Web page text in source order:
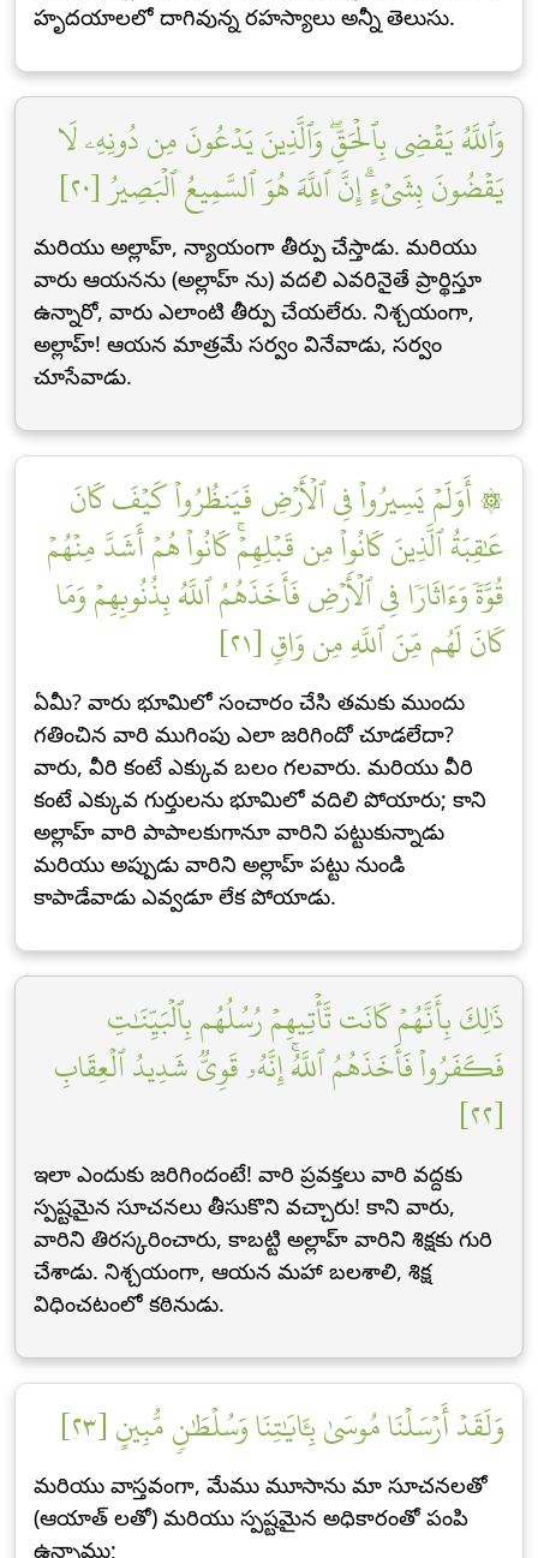
హృదయాలలో దాగివున్న రహస్యాలు అన్నీ తెలుసు.
وَٱللَّهُ يَقۡضِي بِٱلۡحَقِّۖ وَٱلَّذِينَ يَدۡعُونَ مِن دُونِهِۦ لَا
يَقۡضُونَ بِشَيۡءٍۗ إِنَّ ٱللَّهَ هُوَ ٱلسَّمِيعُ ٱلۡبَصِيرُ [٢٠]
మరియు అల్లాహ్, న్యాయంగా తీర్పు చేస్తాడు. మరియు
వారు ఆయనను (అల్లాహ్ ను) వదలి ఎవరినైతే ప్రార్థిస్తూ
ఉన్నారో, వారు ఎలాంటి తీర్పు చేయలేరు. నిశ్చయంగా,
అల్లాహ్! ఆయన మాత్రమే సర్వం వినేవాడు, సర్వం
చూసేవాడు.
۞ أَوَلَمۡ يَسِيرُواْ فِي ٱلۡأَرۡضِ فَيَنظُرُواْ كَيۡفَ كَانَ
عَٰقِبَةُ ٱلَّذِينَ كَانُواْ مِن قَبۡلِهِمۡۚ كَانُواْ هُمۡ أَشَدَّ مِنۡهُمۡ
قُوَّةٗ وَءَاثَارٗا فِي ٱلۡأَرۡضِ فَأَخَذَهُمُ ٱللَّهُ بِذُنُوبِهِمۡ وَمَا
كَانَ لَهُم مِّنَ ٱللَّهِ مِن وَاقٖ [٢١]
ఏమీ? వారు భూమిలో సంచారం చేసి తమకు ముందు
గతించిన వారి ముగింపు ఎలా జరిగిందో చూడలేదా?
వారు, వీరి కంటే ఎక్కువ బలం గలవారు. మరియు వీరి
కంటే ఎక్కువ గుర్తులను భూమిలో వదిలి పోయారు; కాని
అల్లాహ్ వారి పాపాలకుగానూ వారిని పట్టుకున్నాడు
మరియు అప్పుడు వారిని అల్లాహ్ పట్టు నుండి
కాపాడేవాడు ఎవ్వడూ లేక పోయాడు.
ذَٰلِكَ بِأَنَّهُمۡ كَانَت تَّأۡتِيهِمۡ رُسُلُهُم بِٱلۡبَيِّنَٰتِ
فَكَفَرُواْ فَأَخَذَهُمُ ٱللَّهُۚ إِنَّهُۥ قَوِيّٞ شَدِيدُ ٱلۡعِقَابِ
[٢٢]
ఇలా ఎందుకు జరిగిందంటే! వారి ప్రవక్తలు వారి వద్దకు
స్పష్టమైన సూచనలు తీసుకొని వచ్చారు! కాని వారు,
వారిని తిరస్కరించారు, కాబట్టి అల్లాహ్ వారిని శిక్షకు గురి
చేశాడు. నిశ్చయంగా, ఆయన మహా బలశాలి, శిక్ష
విధించటంలో కఠినుడు.
وَلَقَدۡ أَرۡسَلۡنَا مُوسَىٰ بِـَٔايَٰتِنَا وَسُلۡطَٰنٖ مُّبِينٍ [٢٣]
మరియు వాస్తవంగా, మేము మూసాను మా సూచనలతో
(ఆయాత్ లతో) మరియు స్పష్టమైన అధికారంతో పంపి
ఉన్నాము;